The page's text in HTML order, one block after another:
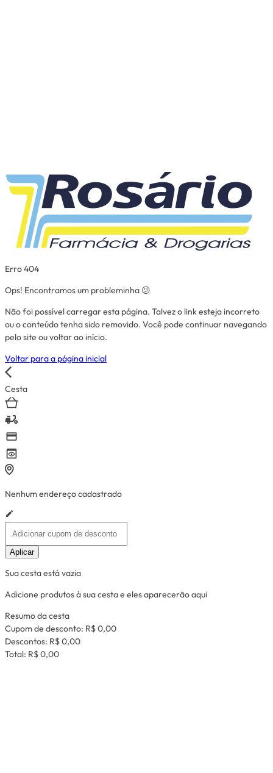
Erro 404
Ops! Encontramos um probleminha 😕
Não foi possível carregar esta página. Talvez o link esteja incorreto
ou o conteúdo tenha sido removido. Você pode continuar navegando
pelo site ou voltar ao início.
Voltar para a página inicial
Cesta
Nenhum endereço cadastrado
Aplicar
Sua cesta está vazia
Adicione produtos à sua cesta e eles aparecerão aqui
Resumo da cesta
Cupom de desconto: R$ 0,00
Descontos: R$ 0,00
Total: R$ 0,00